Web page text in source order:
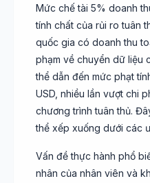
Mức chế tài 5% doanh
tính chất của rủi ro tuân
quốc gia có doanh thu
phạm về chuyển dữ liệu
thể dẫn đến mức phạt
USD, nhiều lần vượt chi
chương trình tuân thủ.
thể xếp xuống dưới các
Vấn đề thực hành phổ
nhân của nhân viên và